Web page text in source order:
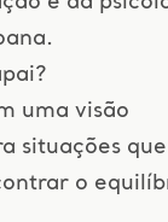
uma visão
situações
o